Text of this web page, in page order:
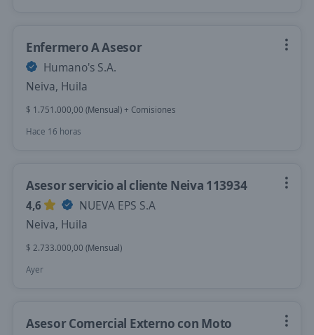
Enfermero A Asesor
Humano's S.A.
Neiva, Huila
$ 1.751.000,00 (Mensual) + Comisiones
Hace 16 horas
Asesor servicio al cliente Neiva 113934
4,6
NUEVA EPS S.A
Neiva, Huila
$ 2.733.000,00 (Mensual)
Ayer
Asesor Comercial Externo con Moto